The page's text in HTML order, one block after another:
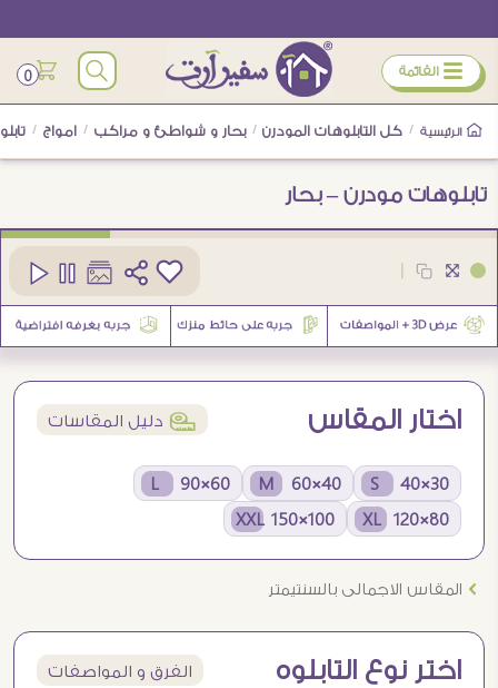
ÿ القائمة 0
الرئيسية / كل التابلوهات المودرن / بحار و شواطئ و مراكب / امواج /
تابلوهات مودرن – بحار
اختار المقاس í دليل المقاسات
30×40 S
40×60 M
60×90 L
80×120 XL
100×150 XXL
Ö المقاس الاجمالى بالسنتيمتر
اختر نوع التابلوه الفرق و المواصفات